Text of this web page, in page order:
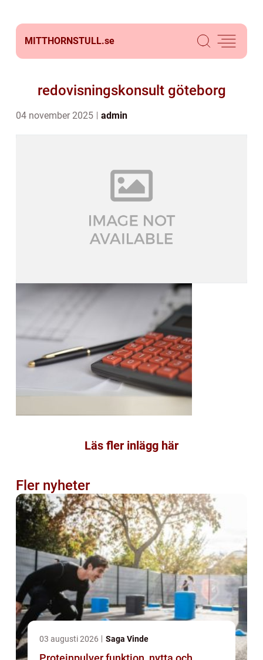
MITTHORNSTULL.se
redovisningskonsult göteborg
04 november 2025 admin
Läs fler inlägg här
Fler nyheter
03 augusti 2026 Saga Vinde